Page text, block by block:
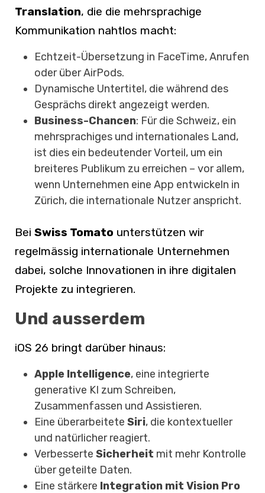
Translation, die die mehrsprachige
Kommunikation nahtlos macht:
Echtzeit-Übersetzung in FaceTime, Anrufen
oder über AirPods.
Dynamische Untertitel, die während des
Gesprächs direkt angezeigt werden.
Business-Chancen: Für die Schweiz, ein
mehrsprachiges und internationales Land,
ist dies ein bedeutender Vorteil, um ein
breiteres Publikum zu erreichen – vor allem,
wenn Unternehmen eine App entwickeln in
Zürich, die internationale Nutzer anspricht.
Bei Swiss Tomato unterstützen wir
regelmässig internationale Unternehmen
dabei, solche Innovationen in ihre digitalen
Projekte zu integrieren.
Und ausserdem
iOS 26 bringt darüber hinaus:
Apple Intelligence, eine integrierte
generative KI zum Schreiben,
Zusammenfassen und Assistieren.
Eine überarbeitete Siri, die kontextueller
und natürlicher reagiert.
Verbesserte Sicherheit mit mehr Kontrolle
über geteilte Daten.
Eine stärkere Integration mit Vision Pro